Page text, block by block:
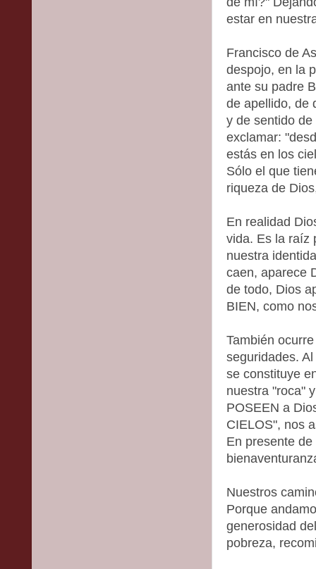
estar en
Francisco de
despojo, en la
ante su padre
de apellido, de
y de sentido
exclamar:
estás en los
Sólo el que
riqueza de
En realidad
vida. Es la raíz
nuestra
caen, aparece
de todo, Dios
BIEN, como
También
seguridades.
se constituye
nuestra "roca"
POSEEN a
CIELOS", nos
En presente
Nuestros
Porque
generosidad
pobreza,